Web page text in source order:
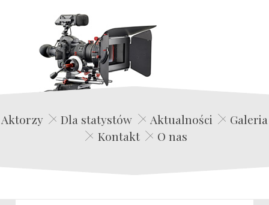
Edwin Film Agencja Aktorska
Aktorzy Dla statystów Aktualności
Galeria
Kontakt
O nas